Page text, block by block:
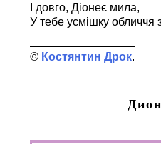
І довго, Діонеє мила,
У тебе усмішку обличчя
Костянтин Дрок